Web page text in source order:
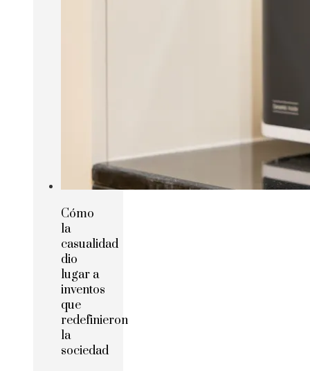
Cómo
la
casualidad
dio
lugar a
inventos
que
redefinieron
la
sociedad